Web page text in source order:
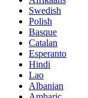
Swedish
Polish
Basque
Catalan
Esperanto
Hindi
Lao
Albanian